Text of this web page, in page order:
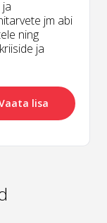
jm abi
ning
ja
lisa